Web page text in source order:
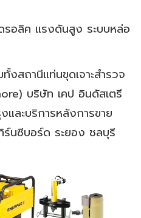
รอลิค แรงดันสูง ระบบหล่อ
งสถานีแท่นขุดเจาะสำรวจ
บริษัท เคป อินดัสเตรี
และบริการหลังการขาย
นซีบอร์ด ระยอง ชลบุรี